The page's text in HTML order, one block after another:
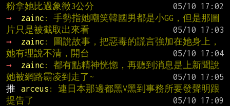
粉拿她比過象徵3公分
→
zainc : 手勢指她嘲笑韓國男都是小GG，但是那圖
片只是被截取出來看
→
zainc : 圖說故事，把惡毒的謊言強加在她身上，
她有理說不清，開台
→
zainc : 都有點精神恍惚，再聽到消息是上新聞說
她被網路霸凌到走了~
推
arceus : 連日本那邊都黑V黑到事務所要發聲明跟
提告了